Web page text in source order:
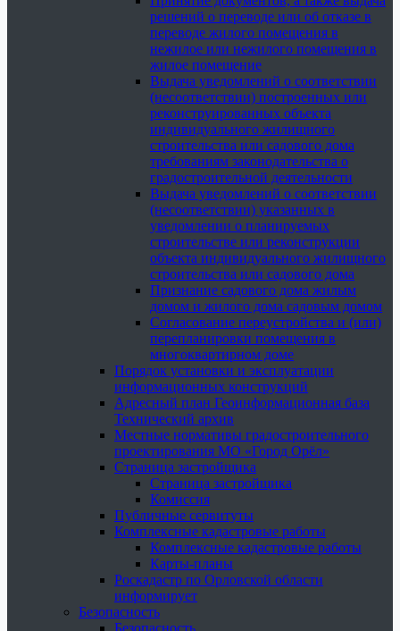
решений о переводе или об отказе в
переводе жилого помещения в
нежилое или нежилого помещения в
жилое помещение
Выдача уведомлений о соответствии
(несоответствии) построенных или
реконструированных объекта
индивидуального жилищного
строительства или садового дома
требованиям законодательства о
градостроительной деятельности
Выдача уведомлений о соответствии
(несоответствии) указанных в
уведомлении о планируемых
строительстве или реконструкции
объекта индивидуального жилищного
строительства или садового дома
Признание садового дома жилым
домом и жилого дома садовым домом
Согласование переустройства и (или)
перепланировки помещения в
многоквартирном доме
Порядок установки и эксплуатации
информационных конструкций
Адресный план Геоинформационная база
Технический архив
Местные нормативы градостроительного
проектирования МО «Город Орёл»
Страница застройщика
Страница застройщика
Комиссия
Публичные сервитуты
Комплексные кадастровые работы
Комплексные кадастровые работы
Карты-планы
Роскадастр по Орловской области
информирует
Безопасность
Безопасность